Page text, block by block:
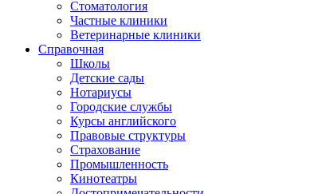
Стоматология
Частные клиники
Ветеринарные клиники
Справочная
Школы
Детские сады
Нотариусы
Городские службы
Курсы английского
Правовые структуры
Страхование
Промышленность
Кинотеатры